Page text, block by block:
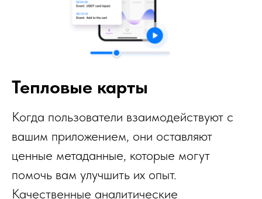
Тепловые карты
Когда пользователи взаимодействуют с
вашим приложением, они оставляют
ценные метаданные, которые могут
помочь вам улучшить их опыт.
Качественные аналитические